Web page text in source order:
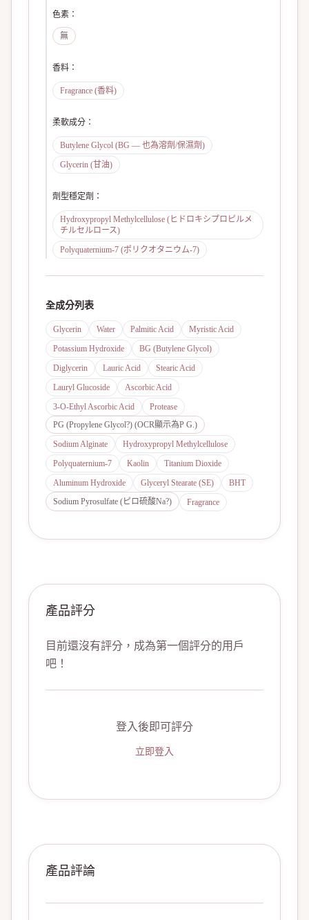
色素 ：
無
香料 ：
Fragrance (香料)
柔軟成分 ：
Butylene Glycol (BG — 也為溶劑/保濕劑)
Glycerin (甘油)
劑型穩定劑 ：
Hydroxypropyl Methylcellulose (ヒドロキシプロピルメ
チルセルロース)
Polyquaternium-7 (ポリクオタニウム-7)
全成分列表
Glycerin Water Palmitic Acid
Myristic Acid
Potassium Hydroxide
BG (Butylene Glycol)
Diglycerin
Lauric Acid
Stearic Acid
Lauryl Glucoside
Ascorbic Acid
3‑O‑Ethyl Ascorbic Acid
Protease
PG (Propylene Glycol?) (OCR顯示為P G.)
Sodium Alginate
Hydroxypropyl Methylcellulose
Polyquaternium-7
Kaolin
Titanium Dioxide
Aluminum Hydroxide
Glyceryl Stearate (SE)
BHT
Sodium Pyrosulfate (ピロ硫酸Na?)
Fragrance
產品評分
目前還沒有評分，成為第一個評分的用戶
吧！
登入後即可評分
立即登入
產品評論